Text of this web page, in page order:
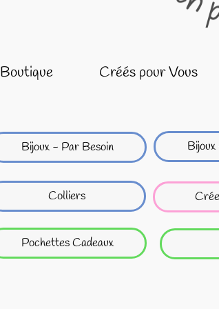
Boutique Créés pour Vous
Bijoux - Par Besoin
Colliers
Pochettes Cadeaux